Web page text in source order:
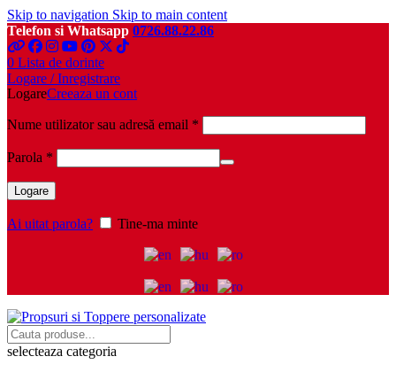
Skip to navigation Skip to main content
Telefon si Whatsapp 0726.88.22.86
0 Lista de dorinte
Logare / Inregistrare
LogareCreeaza un cont
Nume utilizator sau adresă email *
Parola *
Logare
Ai uitat parola? Tine-ma minte
selecteaza categoria